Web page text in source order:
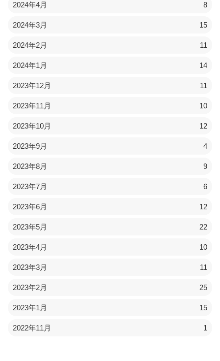
2024年4月 8
2024年3月 15
2024年2月 11
2024年1月 14
2023年12月 11
2023年11月 10
2023年10月 12
2023年9月 4
2023年8月 9
2023年7月 6
2023年6月 12
2023年5月 22
2023年4月 10
2023年3月 11
2023年2月 25
2023年1月 15
2022年11月 1